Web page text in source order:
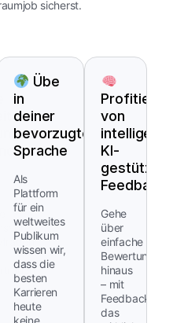
sicherst.
Übe
in
deiner
bevorzugten
Sprache
Als
Plattform
für ein
weltweites
Publikum
wissen wir,
dass die
besten
Karrieren
heute
Profitiere
von
KI-
Feedback
Gehe
über
einfache
Bewertungen
hinaus
– mit
Feedback,
das